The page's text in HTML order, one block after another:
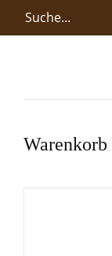
Warenkorb